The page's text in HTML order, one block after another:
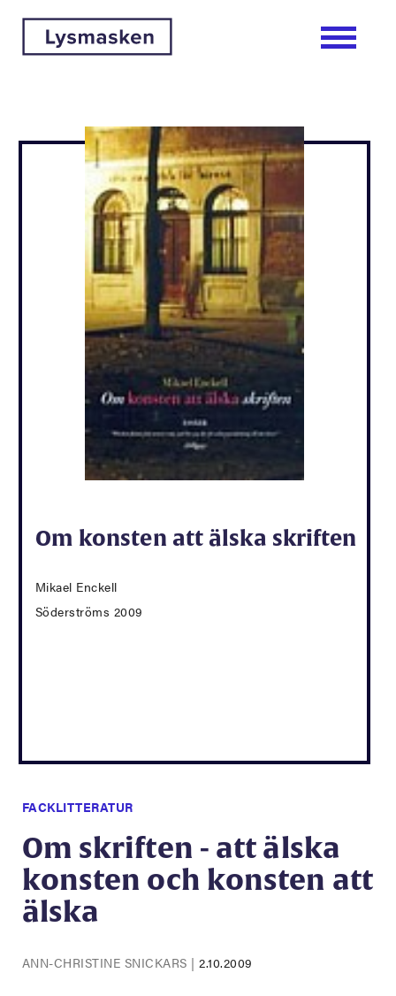
Om konsten att älska skriften
Mikael Enckell
Söderströms 2009
FACKLITTERATUR
Om skriften - att älska
konsten och konsten att
älska
ANN-CHRISTINE SNICKARS |2.10.2009